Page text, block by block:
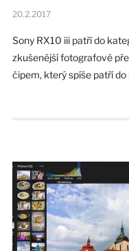
20.2.2017
Sony RX10 iii patří do
zkušenější fotografové
čipem, který spíše patří do